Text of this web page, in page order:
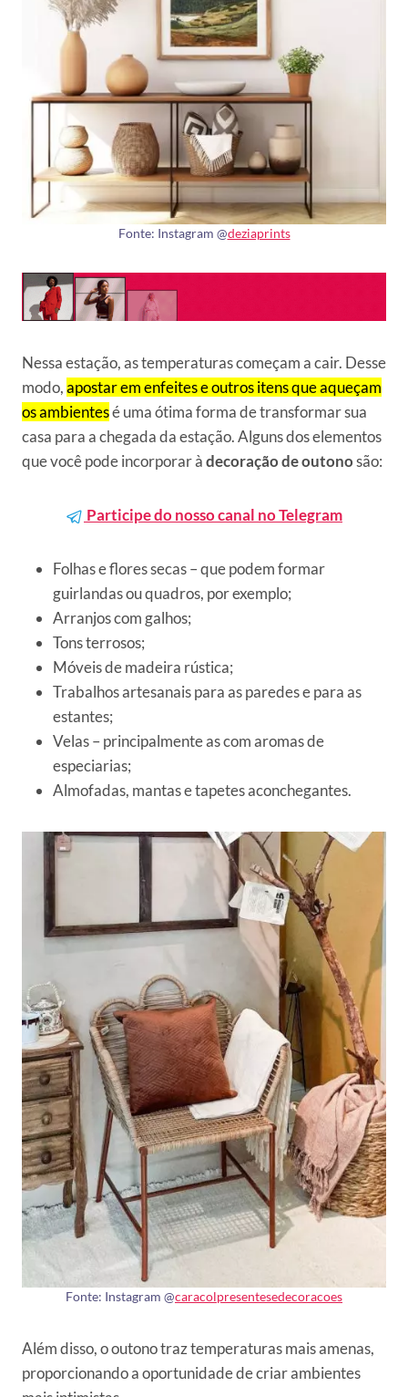
Fonte: Instagram @deziaprints
Nessa estação, as temperaturas começam a cair. Desse
modo,apostar em enfeites e outros itens que aqueçam
os ambientesé uma ótima forma de transformar sua
casa para a chegada da estação. Alguns dos elementos
que você pode incorporar àdecoração de outonosão:
Participe do nosso canal no Telegram
Folhas e flores secas – que podem formar
guirlandas ou quadros, por exemplo;
Arranjos com galhos;
Tons terrosos;
Móveis de madeira rústica;
Trabalhos artesanais para as paredes e para as
estantes;
Velas – principalmente as com aromas de
especiarias;
Almofadas, mantas e tapetes aconchegantes.
Fonte: Instagram @caracolpresentesedecoracoes
Além disso, o outono traz temperaturas mais amenas,
proporcionando a oportunidade de criar ambientes